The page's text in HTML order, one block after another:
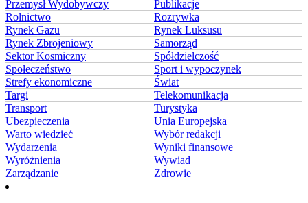
Przemysł Wydobywczy
Publikacje
Rolnictwo
Rozrywka
Rynek Gazu
Rynek Luksusu
Rynek Zbrojeniowy
Samorząd
Sektor Kosmiczny
Spółdzielczość
Społeczeństwo
Sport i wypoczynek
Strefy ekonomiczne
Świat
Targi
Telekomunikacja
Transport
Turystyka
Ubezpieczenia
Unia Europejska
Warto wiedzieć
Wybór redakcji
Wydarzenia
Wyniki finansowe
Wyróżnienia
Wywiad
Zarządzanie
Zdrowie